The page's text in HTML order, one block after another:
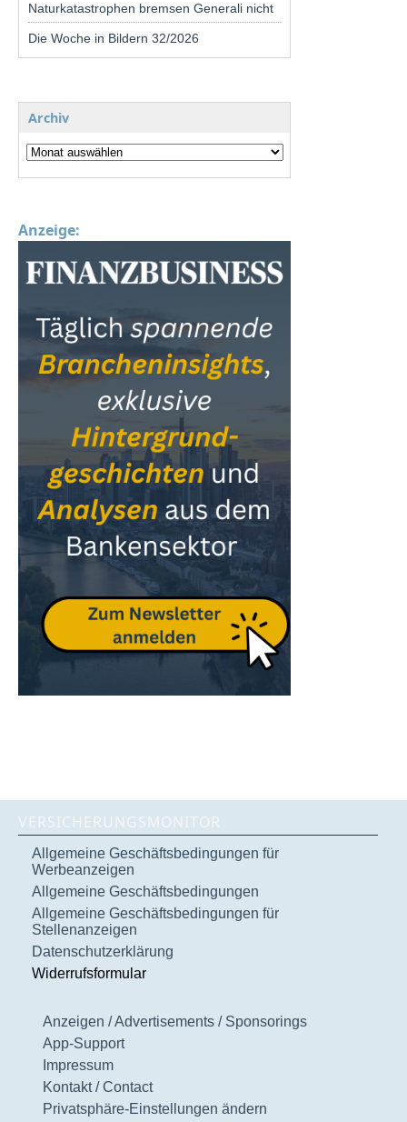
Naturkatastrophen bremsen Generali nicht
Die Woche in Bildern 32/2026
Archiv
Anzeige:
VERSICHERUNGSMONITOR
Allgemeine Geschäftsbedingungen für
Werbeanzeigen
Allgemeine Geschäftsbedingungen
Allgemeine Geschäftsbedingungen für
Stellenanzeigen
Datenschutzerklärung
Widerrufsformular
Anzeigen / Advertisements / Sponsorings
App-Support
Impressum
Kontakt / Contact
Privatsphäre-Einstellungen ändern